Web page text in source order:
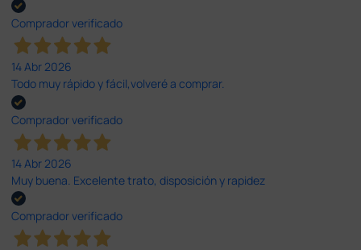
Comprador verificado
14 Abr 2026
Todo muy rápido y fácil,volveré a comprar.
Comprador verificado
14 Abr 2026
Muy buena. Excelente trato, disposición y rapidez
Comprador verificado